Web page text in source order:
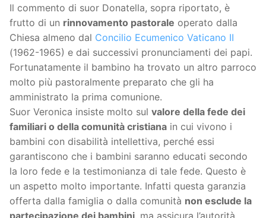
Il commento di suor Donatella, sopra riportato, è
frutto di un rinnovamento pastorale operato dalla
Chiesa almeno dal Concilio Ecumenico Vaticano II
(1962-1965) e dai successivi pronunciamenti dei papi.
Fortunatamente il bambino ha trovato un altro parroco
molto più pastoralmente preparato che gli ha
amministrato la prima comunione.
Suor Veronica insiste molto sul valore della fede dei
familiari o della comunità cristiana in cui vivono i
bambini con disabilità intellettiva, perché essi
garantiscono che i bambini saranno educati secondo
la loro fede e la testimonianza di tale fede. Questo è
un aspetto molto importante. Infatti questa garanzia
offerta dalla famiglia o dalla comunità non esclude la